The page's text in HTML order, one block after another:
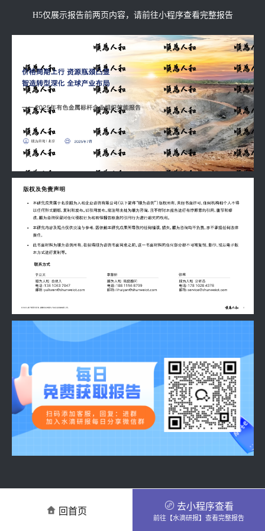
H5仅展示报告前两页内容，请前往小程序查看完整报告
回首页 去小程序查看
前往【水滴研报】查看完整报告